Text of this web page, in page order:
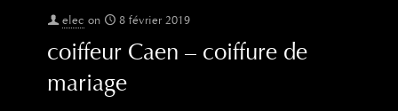
elec on 8 février 2019
coiffeur Caen – coiffure de
mariage